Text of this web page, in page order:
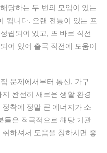
당하는 두 번의 모임이 있는
됩니다. 오랜 전통이 있는 프
립되어 있고, 또 바로 직전
어 있어 출국 직전에 도움이
문제에서부터 통신, 가구
완전히 새로운 생활 환경
착에 정말 큰 에너지가 소
들은 적극적으로 해당 기관
하셔서 도움을 청하시면 좋